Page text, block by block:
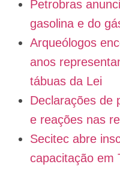
Petrobras
gasolina e do
Arqueólogos
anos
tábuas da Lei
Declarações de
e reações nas
Secitec abre
capacitação em